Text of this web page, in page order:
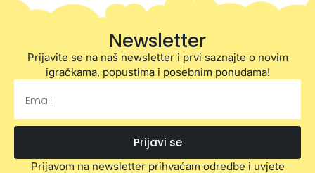
Newsletter
Prijavite se na naš newsletter i prvi saznajte o novim
igračkama, popustima i posebnim ponudama!
Prijavi se
Prijavom na newsletter prihvaćam odredbe i uvjete